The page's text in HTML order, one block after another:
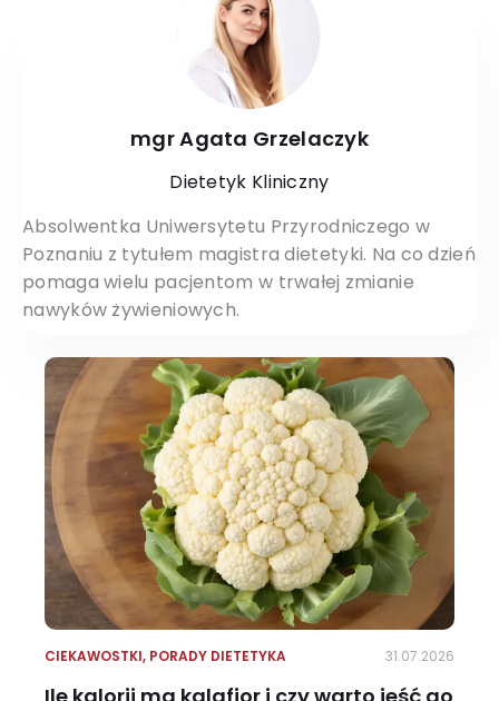
mgr Agata Grzelaczyk
Dietetyk Kliniczny
Absolwentka Uniwersytetu Przyrodniczego w
Poznaniu z tytułem magistra dietetyki. Na co dzień
pomaga wielu pacjentom w trwałej zmianie
nawyków żywieniowych.
CIEKAWOSTKI, PORADY DIETETYKA 31.07.2026